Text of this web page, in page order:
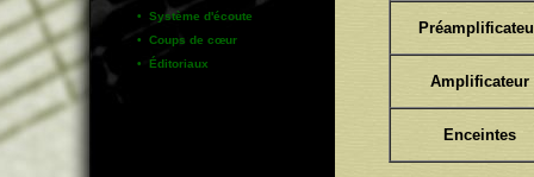
• Système d'écoute
• Coups de cœur
• Éditoriaux
Amplificateur
Enceintes